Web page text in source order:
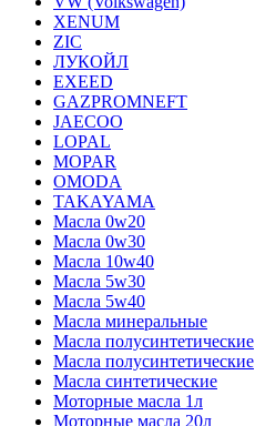
XENUM
ZIC
ЛУКОЙЛ
EXEED
GAZPROMNEFT
JAECOO
LOPAL
MOPAR
OMODA
TAKAYAMA
Масла 0w20
Масла 0w30
Масла 10w40
Масла 5w30
Масла 5w40
Масла минеральные
Масла полусинтетические
Масла полусинтетические
Масла синтетические
Моторные масла 1л
Моторные масла 20л